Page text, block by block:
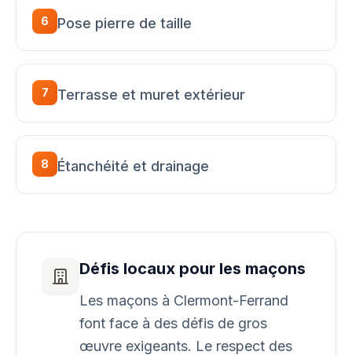
6 Pose pierre de taille
7 Terrasse et muret extérieur
8 Étanchéité et drainage
Défis locaux pour les maçons
Les maçons à Clermont-Ferrand
font face à des défis de gros
œuvre exigeants. Le respect des